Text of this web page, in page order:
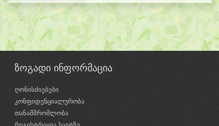
ზოგადი ინფორმაცია
ღონისძიებები
კონფიდენციალურობა
თანამშრომლობა